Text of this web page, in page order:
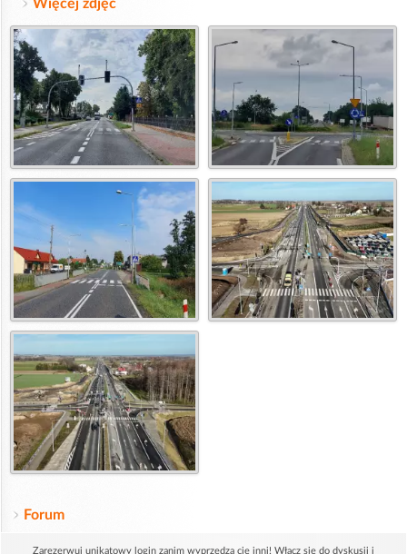
Więcej zdjęć
Forum
Zarezerwuj unikatowy login zanim wyprzedzą cię inni! Włącz się do dyskusji i